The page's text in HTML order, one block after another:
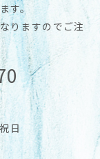
す。
りますのでご注
日